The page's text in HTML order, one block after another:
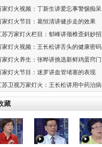
家灯火视频：丁新生讲爱忘事警惕痴呆
家灯火节目：葛恒清讲健步走的效果
苏万家灯火栏目：郁峰讲颈椎歪斜妙招
家灯火视频：王长松讲舌头的健康密码
家灯火养生：张晔讲挑选新鲜鸡蛋窍门
家灯火节目：迷罗讲血管堵塞的表现
苏卫视万家灯火：王长松讲用中药治病
藏